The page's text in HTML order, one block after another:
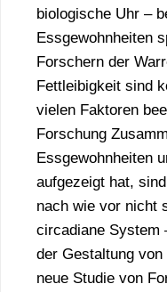
biologische Uhr –
Essgewohnheiten
Forschern der
Fettleibigkeit sind
vielen Faktoren
Forschung
Essgewohnheiten
aufgezeigt hat,
nach wie vor nicht
circadiane System
der Gestaltung
neue Studie von